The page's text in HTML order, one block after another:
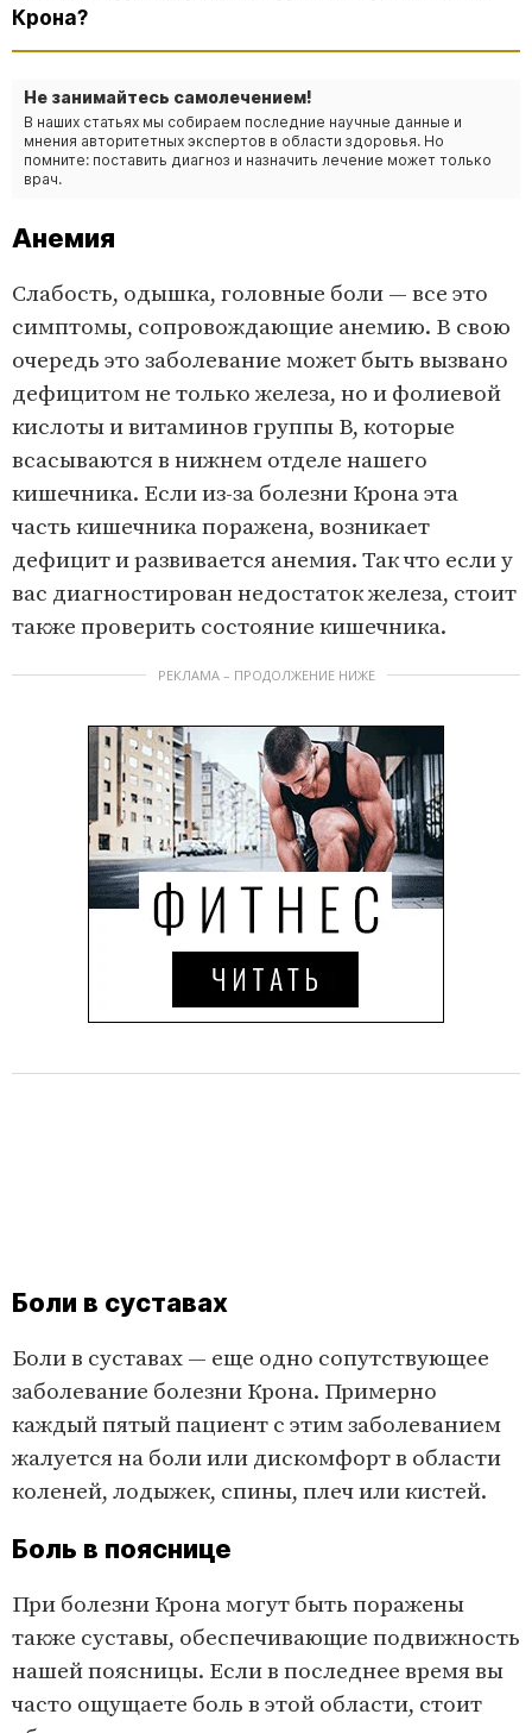
Крона?
Не занимайтесь самолечением!
В наших статьях мы собираем последние научные данные и
мнения авторитетных экспертов в области здоровья. Но
помните: поставить диагноз и назначить лечение может только
врач.
Анемия
Слабость, одышка, головные боли — все это
симптомы, сопровождающие анемию. В свою
очередь это заболевание может быть вызвано
дефицитом не только железа, но и фолиевой
кислоты и витаминов группы B, которые
всасываются в нижнем отделе нашего
кишечника. Если из-за болезни Крона эта
часть кишечника поражена, возникает
дефицит и развивается анемия. Так что если у
вас диагностирован недостаток железа, стоит
также проверить состояние кишечника.
РЕКЛАМА – ПРОДОЛЖЕНИЕ НИЖЕ
Боли в суставах
Боли в суставах — еще одно сопутствующее
заболевание болезни Крона. Примерно
каждый пятый пациент с этим заболеванием
жалуется на боли или дискомфорт в области
коленей, лодыжек, спины, плеч или кистей.
Боль в пояснице
При болезни Крона могут быть поражены
также суставы, обеспечивающие подвижность
нашей поясницы. Если в последнее время вы
часто ощущаете боль в этой области, стоит